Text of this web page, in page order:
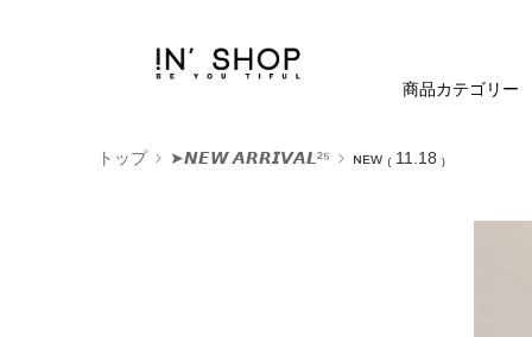
商品カテゴリー
トップ ➤𝙉𝙀𝙒 𝘼𝙍𝙍𝙄𝙑𝘼𝙇²⁵ ɴᴇᴡ ₍ 11.18 ₎